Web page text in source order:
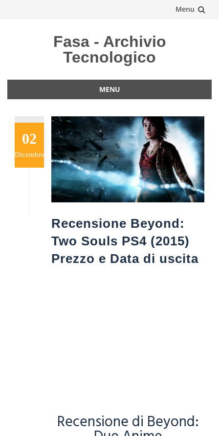
Menu
Fasa - Archivio
Tecnologico
MENU
contenuto
02
Dicembre
Recensione Beyond:
Two Souls PS4 (2015)
Prezzo e Data di uscita
Recensione di Beyond: